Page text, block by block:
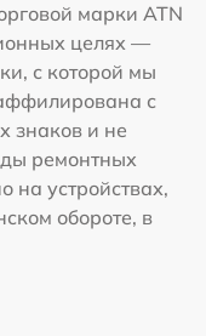
марки ATN
целях —
с которой мы
с
знаков и не
ремонтных
на устройствах,
обороте, в